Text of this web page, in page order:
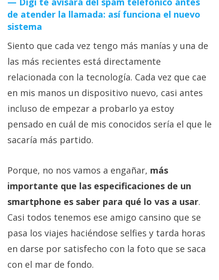
de atender la llamada: así funciona el nuevo
sistema
Siento que cada vez tengo más manías y una de
las más recientes está directamente
relacionada con la tecnología. Cada vez que cae
en mis manos un dispositivo nuevo, casi antes
incluso de empezar a probarlo ya estoy
pensado en cuál de mis conocidos sería el que le
sacaría más partido.
Porque, no nos vamos a engañar, más
importante que las especificaciones de un
smartphone es saber para qué lo vas a usar.
Casi todos tenemos ese amigo cansino que se
pasa los viajes haciéndose selfies y tarda horas
en darse por satisfecho con la foto que se saca
con el mar de fondo.